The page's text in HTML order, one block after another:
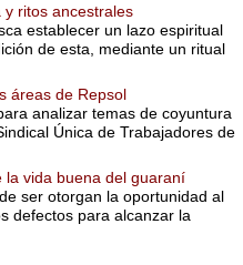
ritos ancestrales
establecer un lazo espiritual
de esta, mediante un ritual
áreas de Repsol
analizar temas de coyuntura
Única de Trabajadores de
la vida buena del guaraní
ser otorgan la oportunidad al
defectos para alcanzar la